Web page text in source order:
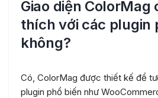
Giao diện ColorMag
thích với các plugin
không?
Có, ColorMag được thiết kế để
plugin phổ biến như